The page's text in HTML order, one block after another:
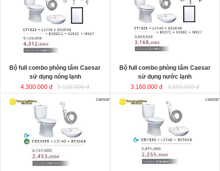
Bộ full combo phòng tắm Caesar
sử dụng nóng lạnh
4.300.000 đ
5.126.000 đ
Bộ full combo phòng tắm Caesar
sử dụng nước lạnh
3.160.000 đ
3.850.000 đ